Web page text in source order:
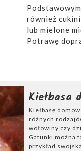
również
lub mielone
Potrawę
Kiełbasa
Kiełbasę
różnych
wołowiny czy
Gatunki można
przykład